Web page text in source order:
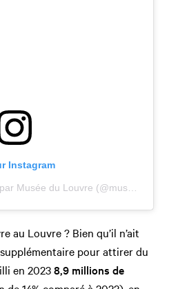
Instagram
Une publication partagée par Musée du Louvre (@museelouvre)
au Louvre ? Bien qu’il n’ait
pour attirer du
en 20238,9 millions de